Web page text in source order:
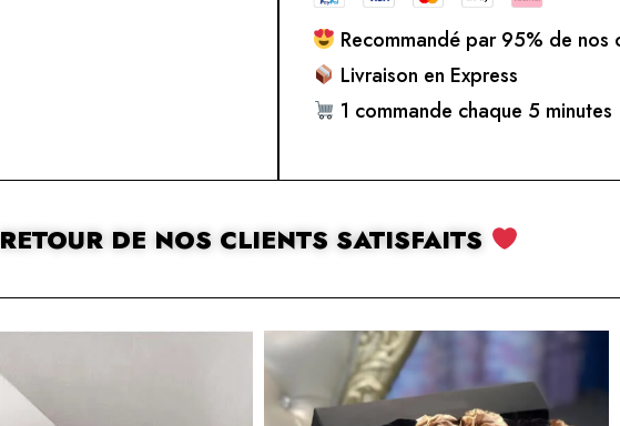
Recommandé par 95% de nos
Livraison en Express
1 commande chaque 5 minutes
RETOUR DE NOS CLIENTS SATISFAITS